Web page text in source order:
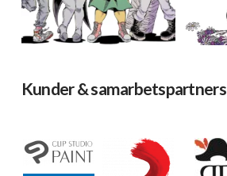
Kunder & samarbetspartners